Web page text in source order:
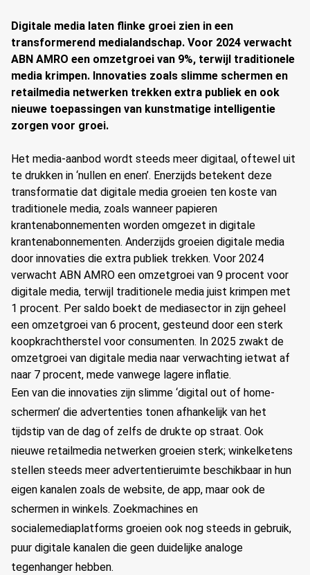
Digitale media laten flinke groei zien in een
transformerend medialandschap. Voor 2024 verwacht
ABN AMRO een omzetgroei van 9%, terwijl traditionele
media krimpen. Innovaties zoals slimme schermen en
retailmedia netwerken trekken extra publiek en ook
nieuwe toepassingen van kunstmatige intelligentie
zorgen voor groei.
Het media-aanbod wordt steeds meer digitaal, oftewel uit
te drukken in ‘nullen en enen’. Enerzijds betekent deze
transformatie dat digitale media groeien ten koste van
traditionele media, zoals wanneer papieren
krantenabonnementen worden omgezet in digitale
krantenabonnementen. Anderzijds groeien digitale media
door innovaties die extra publiek trekken. Voor 2024
verwacht ABN AMRO een omzetgroei van 9 procent voor
digitale media, terwijl traditionele media juist krimpen met
1 procent. Per saldo boekt de mediasector in zijn geheel
een omzetgroei van 6 procent, gesteund door een sterk
koopkrachtherstel voor consumenten. In 2025 zwakt de
omzetgroei van digitale media naar verwachting ietwat af
naar 7 procent, mede vanwege lagere inflatie.
Een van die innovaties zijn slimme ‘digital out of home-
schermen’ die advertenties tonen afhankelijk van het
tijdstip van de dag of zelfs de drukte op straat. Ook
nieuwe retailmedia netwerken groeien sterk; winkelketens
stellen steeds meer advertentieruimte beschikbaar in hun
eigen kanalen zoals de website, de app, maar ook de
schermen in winkels. Zoekmachines en
socialemediaplatforms groeien ook nog steeds in gebruik,
puur digitale kanalen die geen duidelijke analoge
tegenhanger hebben.